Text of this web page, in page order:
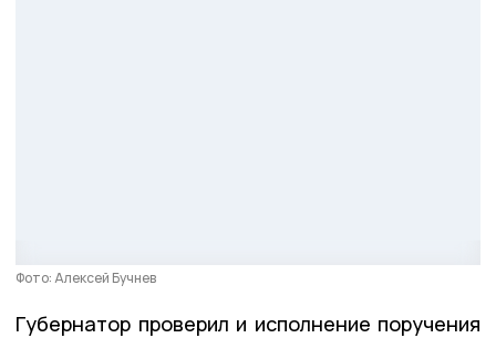
Фото: Алексей Бучнев
Губернатор проверил и исполнение поручения